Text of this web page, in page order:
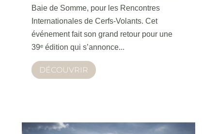
Baie de Somme, pour les Rencontres
Internationales de Cerfs-Volants. Cet
événement fait son grand retour pour une
39ᵉ édition qui s’annonce...
DÉCOUVRIR